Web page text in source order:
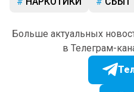
Больше актуальных
в Телеграм-